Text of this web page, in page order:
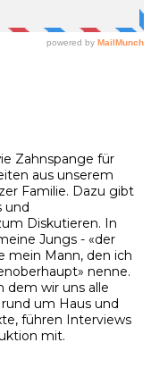
Zahnspange für
aus unserem
Familie. Dazu gibt
und
Diskutieren. In
Jungs - «der
mein Mann, den ich
nenne.
dem wir uns alle
um Haus und
führen Interviews
mit.